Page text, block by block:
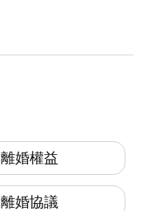
離婚權益
離婚協議